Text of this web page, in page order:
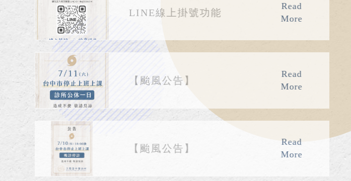
LINE線上掛號功能
Read
More
【颱風公告】
Read
More
【颱風公告】
Read
More